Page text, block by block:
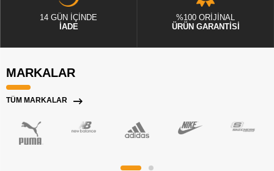
14 GÜN İÇİNDE
İADE
%100 ORİJİNAL
ÜRÜN GARANTİSİ
MARKALAR
TÜM MARKALAR